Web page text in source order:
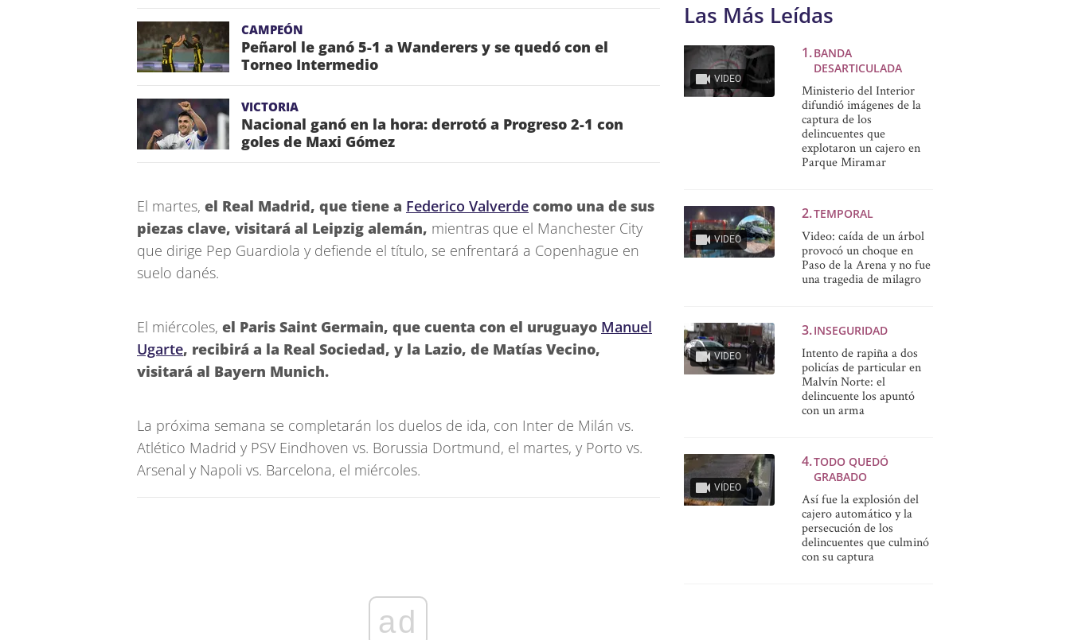
CAMPEÓN
Peñarol le ganó 5-1 a Wanderers y se quedó con el
Torneo Intermedio
VICTORIA
Nacional ganó en la hora: derrotó a Progreso 2-1 con
goles de Maxi Gómez
El martes, el Real Madrid, que tiene a Federico Valverde como una de sus
piezas clave, visitará al Leipzig alemán, mientras que el Manchester City
que dirige Pep Guardiola y defiende el título, se enfrentará a Copenhague en
suelo danés.
El miércoles, el Paris Saint Germain, que cuenta con el uruguayo Manuel
Ugarte, recibirá a la Real Sociedad, y la Lazio, de Matías Vecino,
visitará al Bayern Munich.
La próxima semana se completarán los duelos de ida, con Inter de Milán vs.
Atlético Madrid y PSV Eindhoven vs. Borussia Dortmund, el martes, y Porto vs.
Arsenal y Napoli vs. Barcelona, el miércoles.
ad
Las Más Leídas
VIDEO
BANDA
DESARTICULADA
Ministerio del Interior
difundió imágenes de la
captura de los
delincuentes que
explotaron un cajero en
Parque Miramar
VIDEO
TEMPORAL
Video: caída de un árbol
provocó un choque en
Paso de la Arena y no fue
una tragedia de milagro
VIDEO
INSEGURIDAD
Intento de rapiña a dos
policías de particular en
Malvín Norte: el
delincuente los apuntó
con un arma
VIDEO
TODO QUEDÓ
GRABADO
Así fue la explosión del
cajero automático y la
persecución de los
delincuentes que culminó
con su captura